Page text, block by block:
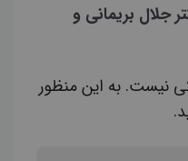
جلال بریمانی و
نیست. به این منظور